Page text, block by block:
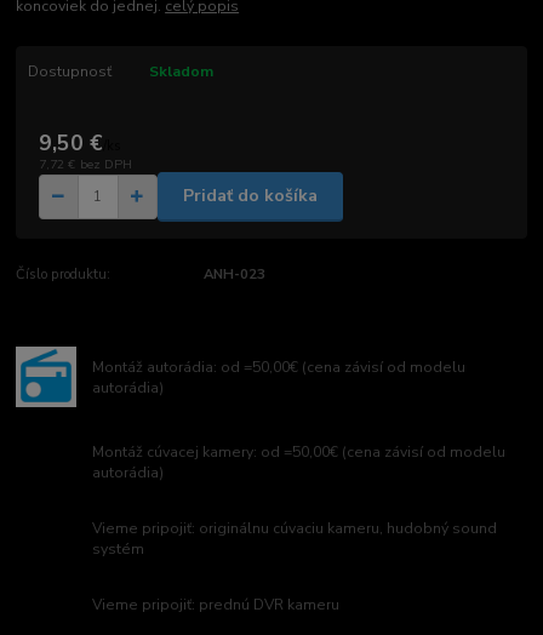
koncoviek do jednej. celý popis
Dostupnosť Skladom
9,50 €
7,72 € bez DPH
Pridať do košíka
Číslo produktu: ANH-023
Montáž autorádia: od =50,00€ (cena závisí od modelu
autorádia)
Montáž cúvacej kamery: od =50,00€ (cena závisí od modelu
autorádia)
Vieme pripojiť: originálnu cúvaciu kameru, hudobný sound
systém
Vieme pripojiť: prednú DVR kameru